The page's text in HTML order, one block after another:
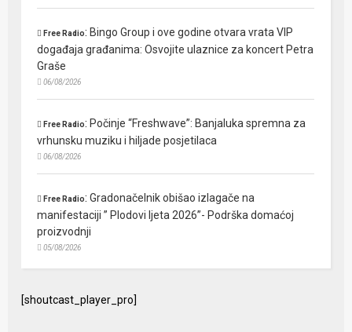
Free Radio: Bingo Group i ove godine otvara vrata VIP
događaja građanima: Osvojite ulaznice za koncert Petra
Graše
06/08/2026
Free Radio: Počinje “Freshwave”: Banjaluka spremna za
vrhunsku muziku i hiljade posjetilaca
06/08/2026
Free Radio:Gradonačelnik obišao izlagače na
manifestaciji ” Plodovi ljeta 2026”- Podrška domaćoj
proizvodnji
05/08/2026
[shoutcast_player_pro]